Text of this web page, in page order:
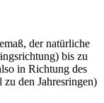
der natürliche
bis zu
in Richtung des
den Jahresringen)